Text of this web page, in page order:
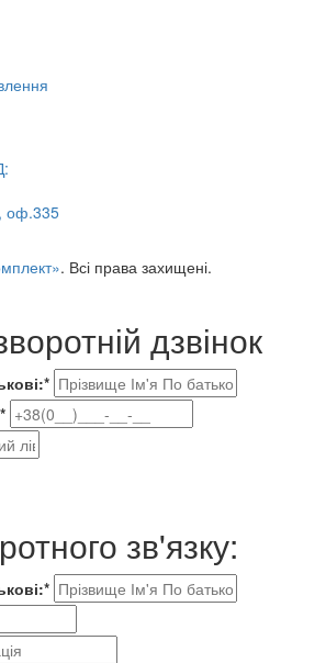
оф.335
. Всі права захищені.
дзвінок
зв'язку: